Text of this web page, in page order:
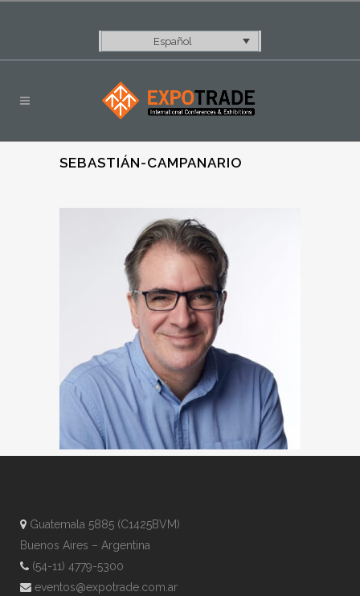
Español
SEBASTIÁN-CAMPANARIO
Guatemala 5885 (C1425BVM)
Buenos Aires – Argentina
(54-11) 4779-5300
eventos@expotrade.com.ar